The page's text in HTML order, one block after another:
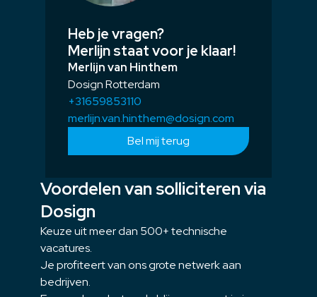
Heb je vragen?
Merlijn staat voor je klaar!
Merlijn van Hinthem
Dosign Rotterdam
+31659853110
merlijn.van.hinthem@dosign.com
Bel mij terug
Voordelen van solliciteren via
Dosign
Keuze uit meer dan 500+ technische
vacatures.
Je profiteert van ons grote netwerk aan
bedrijven.